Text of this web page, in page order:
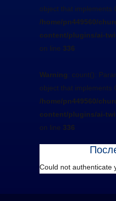
object that implements
/home/pn449560/
content/plugins/ai-
on line 336
Warning: count():
object that implements
/home/pn449560/
content/plugins/ai-
on line 336
Could not authenticate